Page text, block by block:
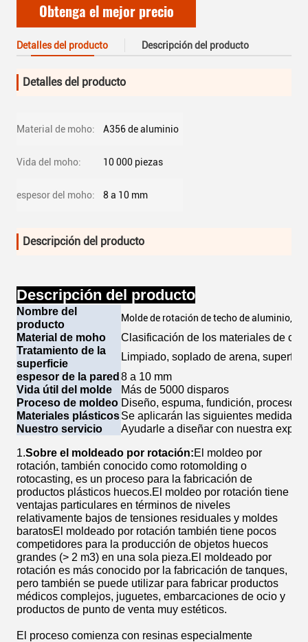
Obtenga el mejor precio
Detalles del producto Descripción del producto
Detalles del producto
Material de moho: A356 de aluminio
Vida del moho: 10 000 piezas
espesor del moho: 8 a 10 mm
Descripción del producto
Descripción del producto
Nombre del
producto
Molde de rotación de techo de aluminio,
Material de moho
Clasificación de los materiales de
Tratamiento de la
superficie
Limpiado, soplado de arena,
espesor de la pared 8 a 10 mm
Vida útil del molde
Más de 5000 disparos
Proceso de moldeo Diseño, espuma, fundición, proceso
Materiales plásticosSe aplicarán las siguientes medidas:
Nuestro servicio
Ayudarle a diseñar con nuestra
1.Sobre el moldeado por rotación:El moldeo por
rotación, también conocido como rotomolding o
rotocasting, es un proceso para la fabricación de
productos plásticos huecos.El moldeo por rotación tiene
ventajas particulares en términos de niveles
relativamente bajos de tensiones residuales y moldes
baratosEl moldeado por rotación también tiene pocos
competidores para la producción de objetos huecos
grandes (> 2 m3) en una sola pieza.El moldeado por
rotación es más conocido por la fabricación de tanques,
pero también se puede utilizar para fabricar productos
médicos complejos, juguetes, embarcaciones de ocio y
productos de punto de venta muy estéticos.
El proceso comienza con resinas especialmente